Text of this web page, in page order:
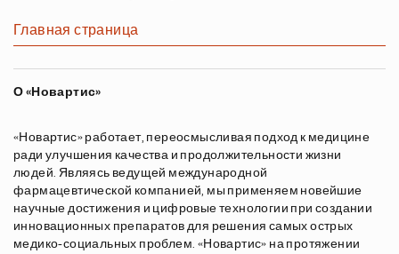
Главная страница
О «Новартис»
«Новартис» работает, переосмысливая подход к медицине
ради улучшения качества и продолжительности жизни
людей. Являясь ведущей международной
фармацевтической компанией, мы применяем новейшие
научные достижения и цифровые технологии при создании
инновационных препаратов для решения самых острых
медико-социальных проблем. «Новартис» на протяжении